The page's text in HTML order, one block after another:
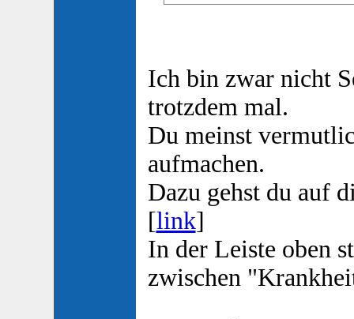
Ich bin zwar nicht
trotzdem mal.
Du meinst
aufmachen.
Dazu gehst du auf
[link]
In der Leiste oben
zwischen